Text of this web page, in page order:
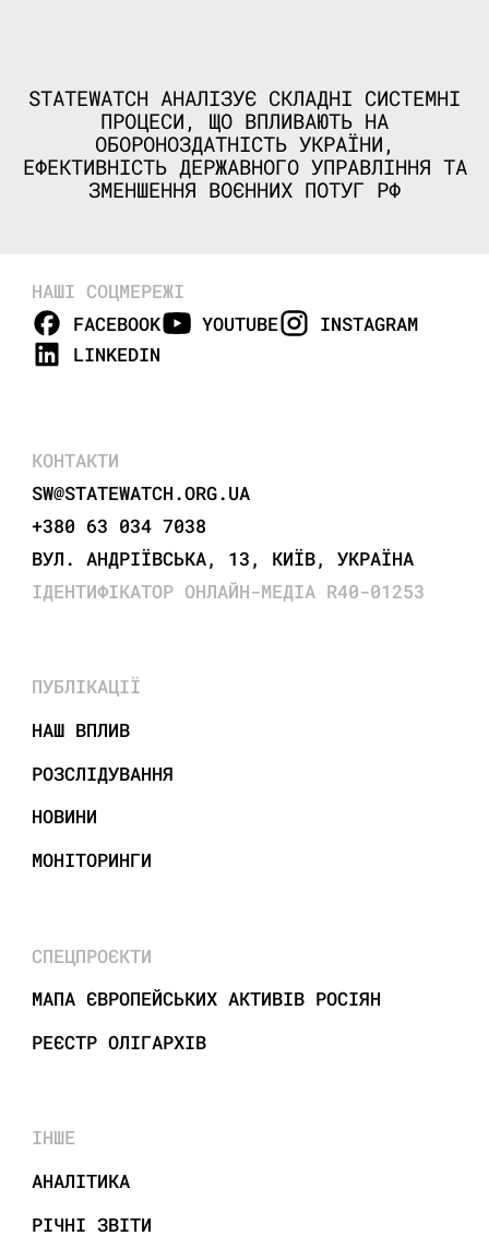
STATEWATCH АНАЛІЗУЄ СКЛАДНІ СИСТЕМНІ
ПРОЦЕСИ, ЩО ВПЛИВАЮТЬ НА
ОБОРОНОЗДАТНІСТЬ УКРАЇНИ,
ЕФЕКТИВНІСТЬ ДЕРЖАВНОГО УПРАВЛІННЯ ТА
ЗМЕНШЕННЯ ВОЄННИХ ПОТУГ РФ
НАШІ СОЦМЕРЕЖІ
FACEBOOK
YOUTUBE
INSTAGRAM
LINKEDIN
КОНТАКТИ
SW@STATEWATCH.ORG.UA
+380 63 034 7038
ВУЛ. АНДРІЇВСЬКА, 13, КИЇВ, УКРАЇНА
ІДЕНТИФІКАТОР ОНЛАЙН-МЕДІА R40-01253
ПУБЛІКАЦІЇ
НАШ ВПЛИВ
РОЗСЛІДУВАННЯ
НОВИНИ
МОНІТОРИНГИ
СПЕЦПРОЄКТИ
МАПА ЄВРОПЕЙСЬКИХ АКТИВІВ РОСІЯН
РЕЄСТР ОЛІГАРХІВ
ІНШЕ
АНАЛІТИКА
РІЧНІ ЗВІТИ